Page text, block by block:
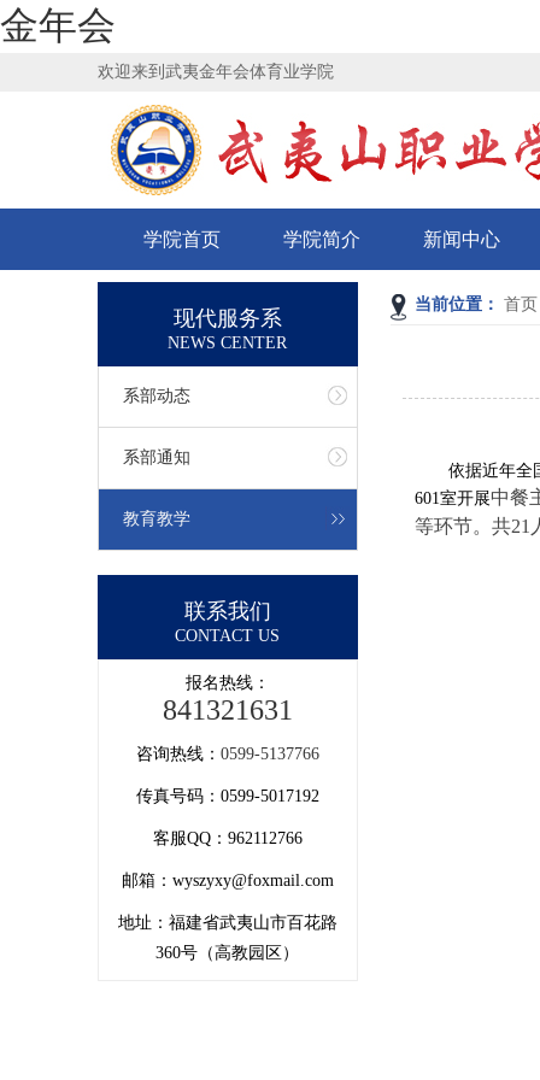
金年会
欢迎来到武夷金年会体育业学院
学院首页 学院简介 新闻中心
当前位置： 首页
依据近年全
601室开展中餐
等环节。共21
现代服务系
NEWS CENTER
系部动态
系部通知
教育教学
联系我们
CONTACT US
报名热线：
841321631
咨询热线： 0599-5137766
传真号码：0599-5017192
客服QQ：962112766
邮箱：wyszyxy@foxmail.com
地址：福建省武夷山市百花路
360号（高教园区）